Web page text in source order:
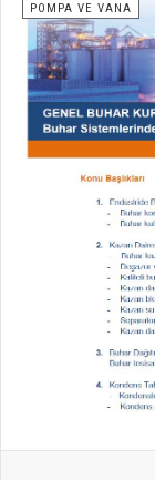
POMPA VE VANA